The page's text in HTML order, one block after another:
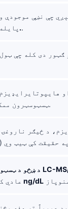
دوه جلا لومړیو-سهار ازموینو تایید شي..
ګټور دی کله چې
ښکاره کړي، خو وړ (free) ټسټوسټرون ممکن نورمال پاتې شي.
د ښځو د LC-
عادي 15-70 ng/dL
عموماً تر هغه